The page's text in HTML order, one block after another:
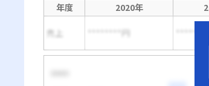
年度 2020年
売上 ********円